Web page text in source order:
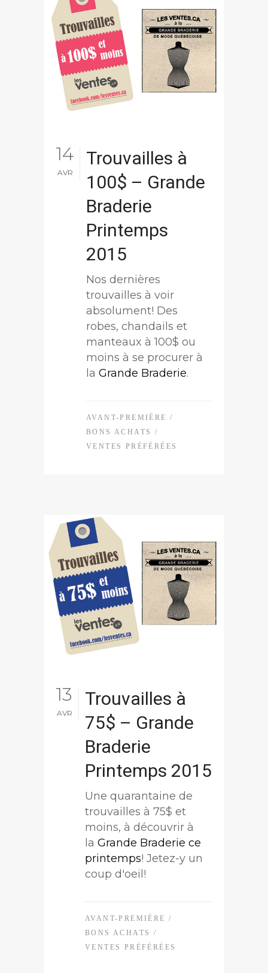
14
AVR
Trouvailles à
100$ – Grande
Braderie
Printemps
2015
Nos dernières
trouvailles à voir
absolument! Des
robes, chandails et
manteaux à 100$ ou
moins à se procurer à
la Grande Braderie.
AVANT-PREMIÈRE /
BONS ACHATS
/
VENTES PRÉFÉRÉES
13
AVR
Trouvailles à
75$ – Grande
Braderie
Printemps 2015
Une quarantaine de
trouvailles à 75$ et
moins, à découvrir à
la Grande Braderie ce
printemps! Jetez-y un
coup d'oeil!
AVANT-PREMIÈRE /
BONS ACHATS
/
VENTES PRÉFÉRÉES